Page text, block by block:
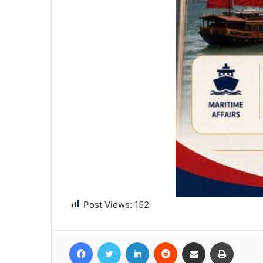
Post Views: 152
FacebookTwitter Linkedin Reddit Partager par email